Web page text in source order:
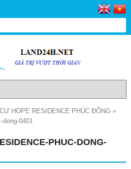
HOPE RESIDENCE PHÚC ĐỒNG »
dong-0401
PHUC-DONG-